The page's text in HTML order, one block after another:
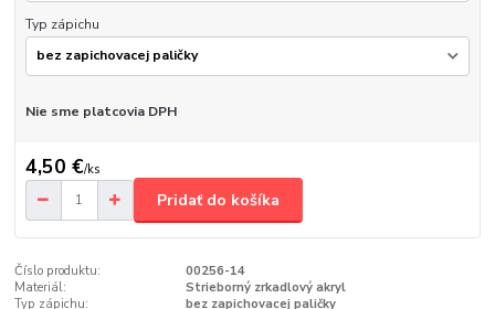
Typ zápichu
Nie sme platcovia DPH
4,50 €/ks
Pridať do košíka
Číslo produktu:
00256-14
Materiál:
Strieborný zrkadlový akryl
Typ zápichu:
bez zapichovacej paličky